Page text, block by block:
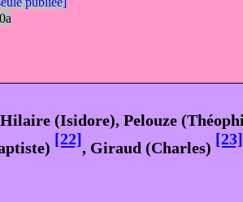
(Isidore), Pelouze
[22], Giraud (Charles) [23]